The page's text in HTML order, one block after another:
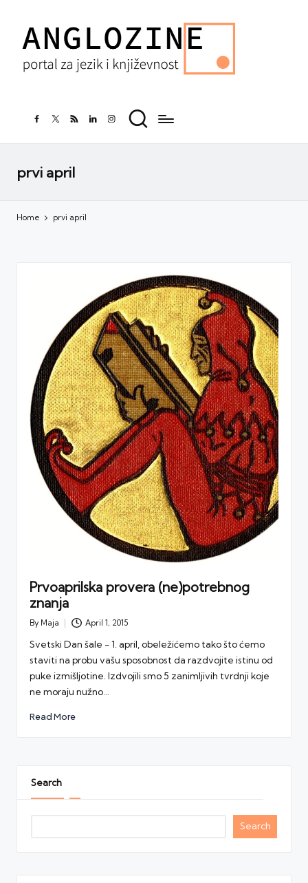
facebook.com
twitter.com
rss.comlinkedin.com
instagram.com
prvi april
Home prvi april
Prvoaprilska provera (ne)potrebnog
znanja
Posted
By Maja April 1, 2015
Svetski Dan šale - 1. april, obeležićemo tako što ćemo
staviti na probu vašu sposobnost da razdvojite istinu od
puke izmišljotine. Izdvojili smo 5 zanimljivih tvrdnji koje
ne moraju nužno…
Read More
Search
Search